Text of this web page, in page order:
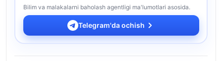
Bilim va malakalarni baholash agentligi ma'lumotlari asosida.
Telegram'da ochish